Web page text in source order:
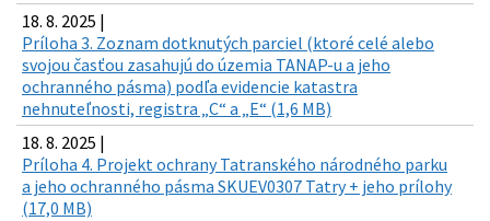
18. 8. 2025 |
Príloha 3. Zoznam dotknutých parciel (ktoré celé alebo
svojou časťou zasahujú do územia TANAP-u a jeho
ochranného pásma) podľa evidencie katastra
nehnuteľnosti, registra „C“ a „E“ (1,6 MB)
18. 8. 2025 |
Príloha 4. Projekt ochrany Tatranského národného parku
a jeho ochranného pásma SKUEV0307 Tatry + jeho prílohy
(17,0 MB)